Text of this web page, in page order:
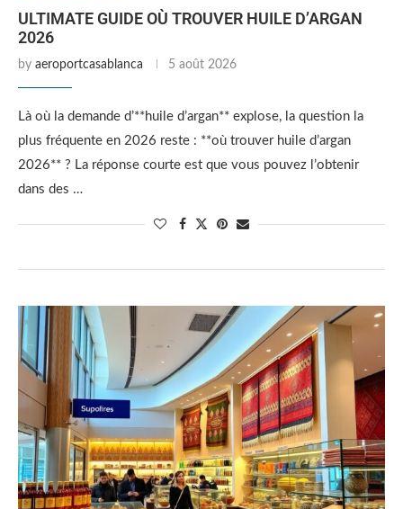
ULTIMATE GUIDE OÙ TROUVER HUILE D’ARGAN
2026
by aeroportcasablanca 5 août 2026
Là où la demande d’**huile d’argan** explose, la question la
plus fréquente en 2026 reste : **où trouver huile d’argan
2026** ? La réponse courte est que vous pouvez l’obtenir
dans des …